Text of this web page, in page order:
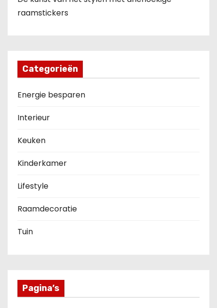
raamstickers
Categorieën
Energie besparen
Interieur
Keuken
Kinderkamer
Lifestyle
Raamdecoratie
Tuin
Pagina’s